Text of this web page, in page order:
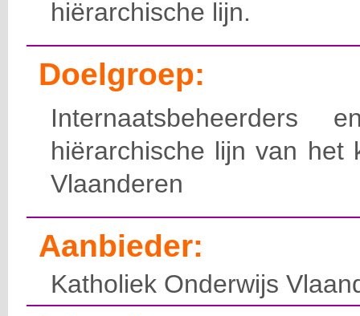
hiërarchische lijn.
Doelgroep:
hiërarchische lijn van het
Vlaanderen
Aanbieder:
Katholiek Onderwijs